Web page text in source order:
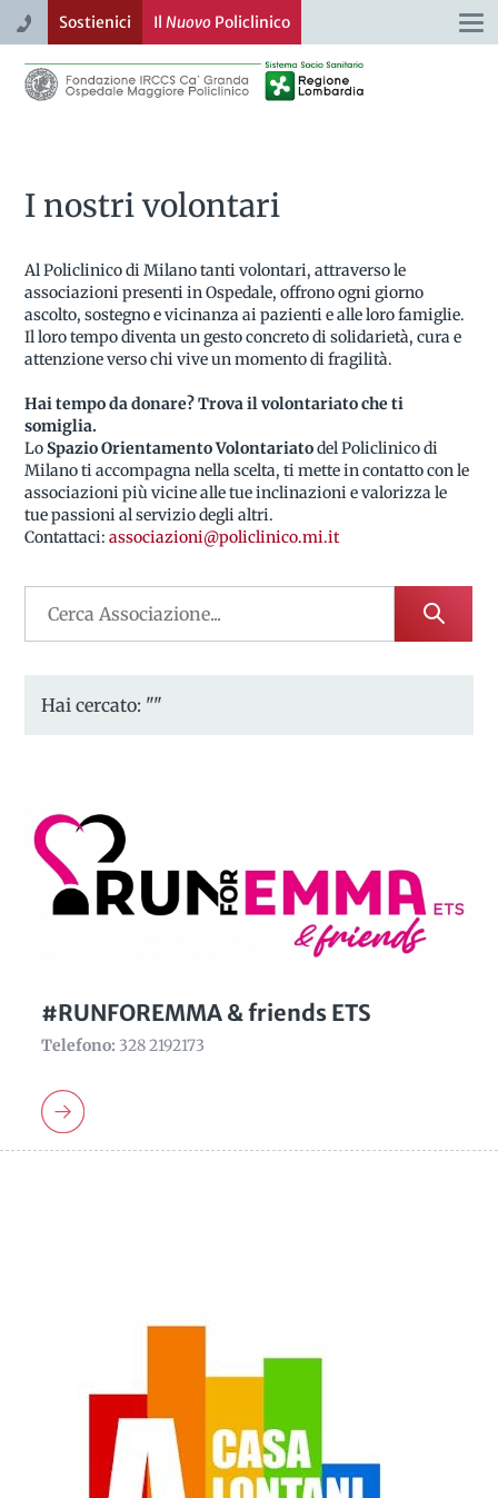
Sostienici Il NuovoPoliclinico
I nostri volontari
Al Policlinico di Milano tanti volontari, attraverso le
associazioni presenti in Ospedale, offrono ogni giorno
ascolto, sostegno e vicinanza ai pazienti e alle loro famiglie.
Il loro tempo diventa un gesto concreto di solidarietà, cura e
attenzione verso chi vive un momento di fragilità.
Hai tempo da donare? Trova il volontariato che ti
somiglia.
LoSpazio Orientamento Volontariatodel Policlinico di
Milano ti accompagna nella scelta, ti mette in contatto con le
associazioni più vicine alle tue inclinazioni e valorizza le
tue passioni al servizio degli altri.
Contattaci:associazioni@policlinico.mi.it
Hai cercato: ""
#RUNFOREMMA & friends ETS
Telefono: 328 2192173